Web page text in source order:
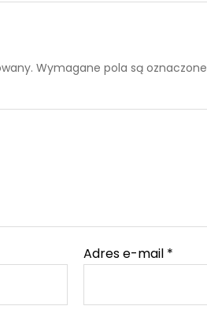
Wymagane pola są oznaczone
Adres e-mail *